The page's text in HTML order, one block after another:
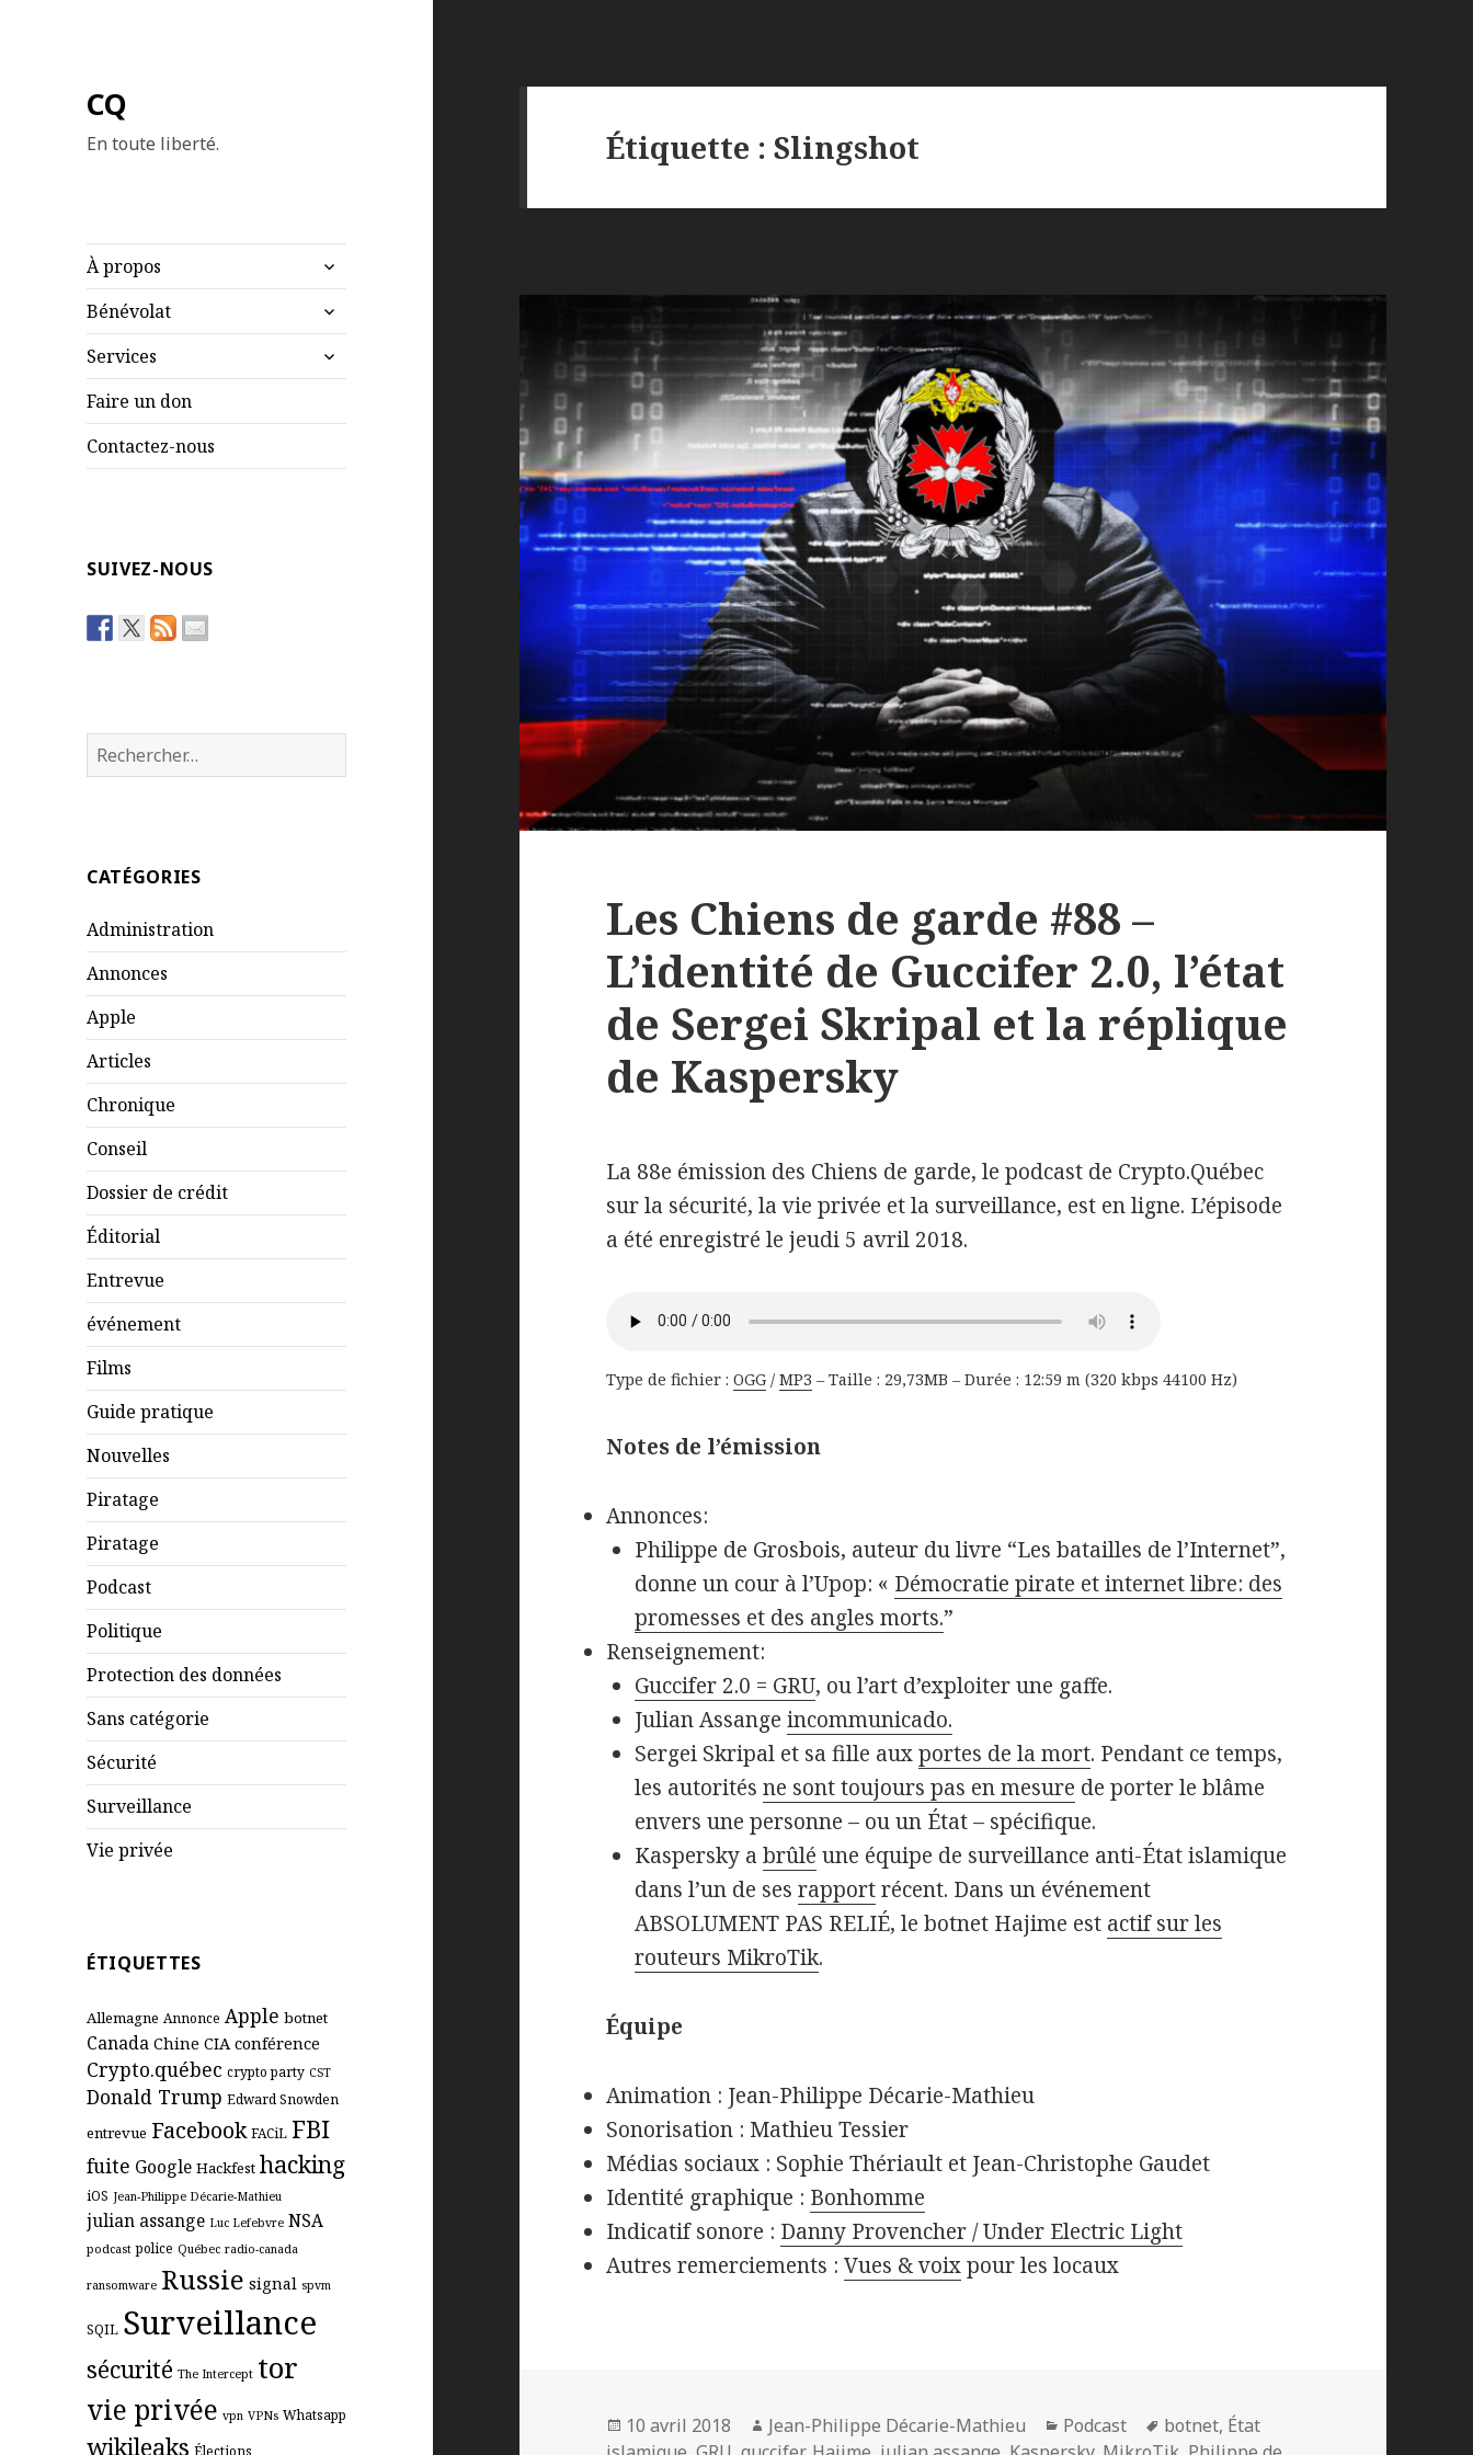
CQ
En toute liberté.
À propos
ouvrir
le
sous-
menu
Bénévolat
ouvrir
le
sous-
menu
Services
ouvrir
le
menu
Faire un don
Contactez-nous
SUIVEZ-NOUS
Rechercher :
CATÉGORIES
Administration
Annonces
Apple
Articles
Chronique
Conseil
Dossier de crédit
Éditorial
Entrevue
événement
Films
Guide pratique
Nouvelles
Piratage
Piratage
Podcast
Politique
Protection des données
Sans catégorie
Sécurité
Surveillance
Vie privée
ÉTIQUETTES
Allemagne Annonce Apple botnet
Canada Chine CIA conférence
Crypto.québec crypto party CST
Donald Trump Edward Snowden
entrevue Facebook FACiL FBI
fuite Google Hackfest hacking
iOS Jean-Philippe Décarie-Mathieu
julian assange Luc Lefebvre NSA
podcast police Québec radio-canada
ransomware Russie signal spvm
SQIL Surveillance
sécurité The Intercept tor
vie privée vpn VPNs Whatsapp
wikileaks Élections
Étiquette :Slingshot
Les Chiens de garde #88 –
L’identité de Guccifer 2.0, l’état
de Sergei Skripal et la réplique
de Kaspersky
La 88e émission des Chiens de garde, le podcast de Crypto.Québec
sur la sécurité, la vie privée et la surveillance, est en ligne. L’épisode
a été enregistré le jeudi 5 avril 2018.
Type de fichier :OGG /MP3 – Taille : 29,73MB – Durée : 12:59 m (320 kbps 44100 Hz)
Notes de l’émission
Annonces:
Philippe de Grosbois, auteur du livre “Les batailles de l’Internet”,
donne un cour à l’Upop: « Démocratie pirate et internet libre: des
promesses et des angles morts.”
Renseignement:
Guccifer 2.0 = GRU, ou l’art d’exploiter une gaffe.
Julian Assange incommunicado.
Sergei Skripal et sa fille auxportes de la mort. Pendant ce temps,
les autorités ne sont toujours pas en mesure de porter le blâme
envers une personne – ou un État – spécifique.
Kaspersky a brûlé une équipe de surveillance anti-État islamique
dans l’un de ses rapportrécent. Dans un événement
ABSOLUMENT PAS RELIÉ, le botnet Hajime est actif sur les
routeurs MikroTik.
Équipe
Animation : Jean-Philippe Décarie-Mathieu
Sonorisation : Mathieu Tessier
Médias sociaux : Sophie Thériault et Jean-Christophe Gaudet
Identité graphique : Bonhomme
Indicatif sonore : Danny Provencher / Under Electric Light
Autres remerciements :Vues & voixpour les locaux
Publié
10 avril 2018 Auteur
Jean-Philippe Décarie-Mathieu Catégories
Podcast
Mots-
botnet, État